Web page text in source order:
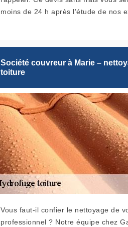
moins de 24 h après l’étude de nos
Société couvreur à Marie –
toiture
Vous faut-il confier le nettoyage de
professionnel ? Notre équipe chez